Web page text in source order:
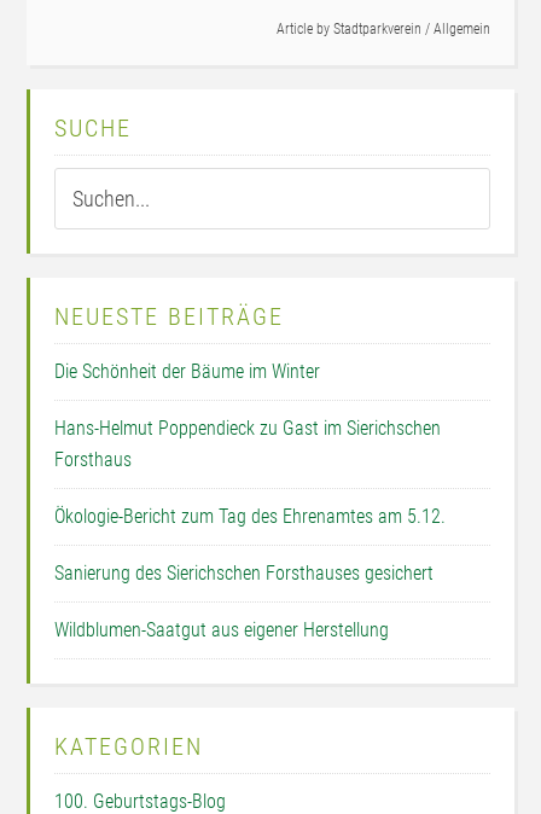
Article by Stadtparkverein / Allgemein
SUCHE
NEUESTE BEITRÄGE
Die Schönheit der Bäume im Winter
Hans-Helmut Poppendieck zu Gast im Sierichschen
Forsthaus
Ökologie-Bericht zum Tag des Ehrenamtes am 5.12.
Sanierung des Sierichschen Forsthauses gesichert
Wildblumen-Saatgut aus eigener Herstellung
KATEGORIEN
100. Geburtstags-Blog